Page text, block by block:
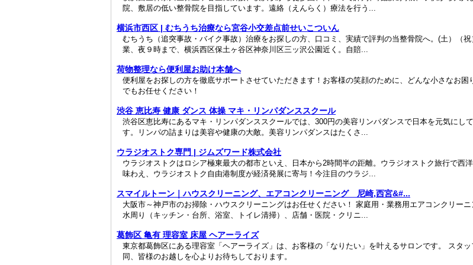
院、敷居の低い整骨院を目指しています。遠絡（えんらく）療法を行う...
横浜市西区 | むちうち治療なら宮谷小交差点前せいこついん
むちうち（追突事故・バイク事故）治療をお探しの方、口コミ、実績で評判の当整骨院へ。(土）（祝
業、夜９時まで、横浜西区保土ヶ谷区神奈川区三ッ沢公園近く。自賠...
荷物整理なら便利屋お助け本舗へ
便利屋をお探しの方を徹底サポートさせていただきます！お客様の笑顔のために、どんな小さなお困
でもお任せください！
渋谷 恵比寿 健康 ダンス 体操 マキ・リンパダンススクール
渋谷区恵比寿にあるマキ・リンパダンススクールでは、300円の美容リンパダンスで日本を元気にし
す。リンパの詰まりは美容や健康の大敵。美容リンパダンスはたくさ...
ウラジオストク専門 | ジムズワード株式会社
ウラジオストクはロシア極東最大の都市といえ、日本から2時間半の距離。ウラジオストク旅行で西
味わえ、ウラジオストク自由港制度が経済発展に寄与！今注目のウラジ...
スマイルトーン｜ハウスクリーニング、エアコンクリーニング 尼崎,西宮&#...
大阪市～神戸市のお掃除・ハウスクリーニングはお任せください！ 家庭用・業務用エアコンクリーニ
水周り（キッチン・台所、浴室、トイレ清掃）、店舗・医院・クリニ...
葛飾区 亀有 理容室 床屋 ヘアーライズ
東京都葛飾区にある理容室「ヘアーライズ」は、お客様の「なりたい」を叶えるサロンです。 スタッ
同、皆様のお越しを心よりお待ちしております。